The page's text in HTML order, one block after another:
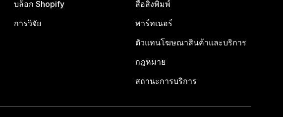
บล็อก Shopify
การวิจัย
สื่อสิ่งพิมพ์
พาร์ทเนอร์
ตัวแทนโฆษณาสินค้าและบริการ
กฎหมาย
สถานะการบริการ